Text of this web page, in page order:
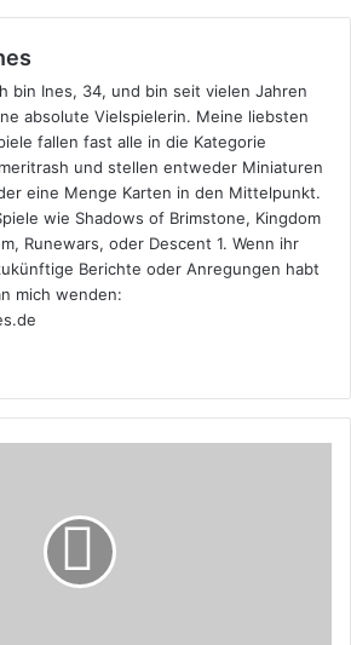
bin Ines, 34, und bin seit vielen Jahren
absolute Vielspielerin. Meine liebsten
fallen fast alle in die Kategorie
und stellen entweder Miniaturen
eine Menge Karten in den Mittelpunkt.
wie Shadows of Brimstone, Kingdom
Runewars, oder Descent 1. Wenn ihr
Berichte oder Anregungen habt
mich wenden: